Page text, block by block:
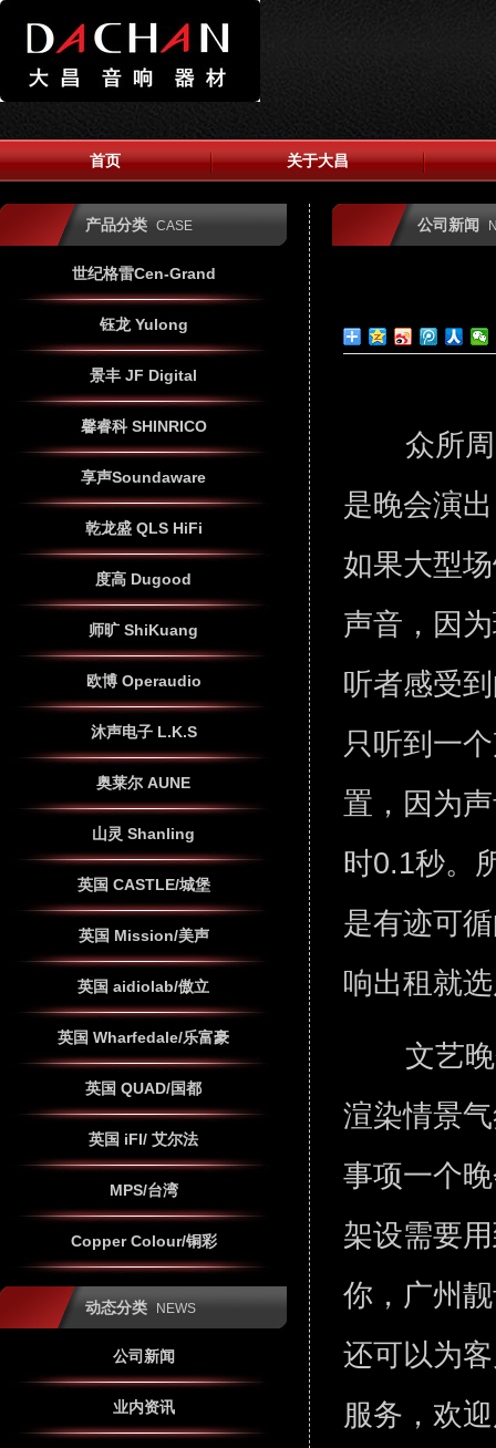
首页 关于大昌
产品分类 CASE
世纪格雷Cen-Grand
钰龙 Yulong
景丰 JF Digital
馨睿科 SHINRICO
享声Soundaware
乾龙盛 QLS HiFi
度高 Dugood
师旷 ShiKuang
欧博 Operaudio
沐声电子 L.K.S
奥莱尔 AUNE
山灵 Shanling
英国 CASTLE/城堡
英国 Mission/美声
英国 aidiolab/傲立
英国 Wharfedale/乐富豪
英国 QUAD/国都
英国 iFI/ 艾尔法
MPS/台湾
Copper Colour/铜彩
动态分类 NEWS
公司新闻
业内资讯
公司新闻
众所周知
是晚会演
如果大型
声音，因
听者感受
只听到一
置，因为
时0.1秒。
是有迹可
响出租就
文艺
渲染情景
事项一个
架设需要
你，广州
还可以为
服务，欢